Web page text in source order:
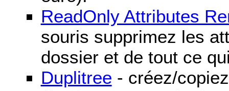
ReadOnly Attributes
souris supprimez les
dossier et de tout ce
Duplitree - créez/